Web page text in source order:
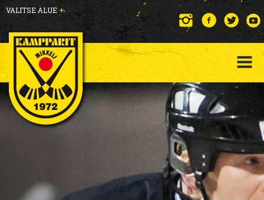
VALITSE ALUE +